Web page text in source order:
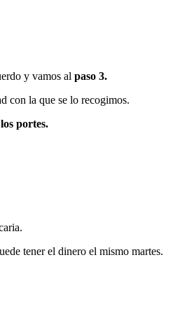
y vamos al paso 3.
con la que se lo recogimos.
portes.
tener el dinero el mismo martes.